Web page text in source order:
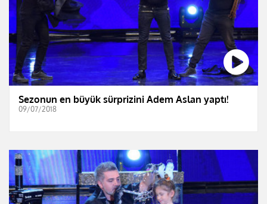
Sezonun en büyük sürprizini Adem Aslan yaptı!
09/07/2018